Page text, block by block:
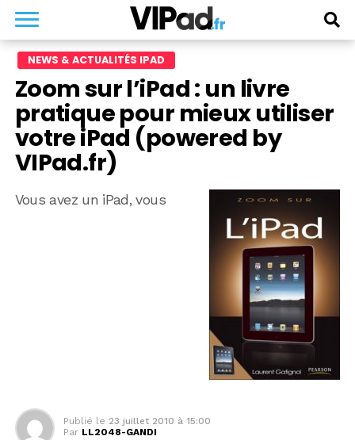
NEWS & ACTUALITÉS IPAD
Zoom sur l’iPad : un livre
pratique pour mieux utiliser
votre iPad (powered by
VIPad.fr)
Vous avez un iPad, vous
Publié le 23 juillet 2010 à 15:00
Par LL2048-GANDI